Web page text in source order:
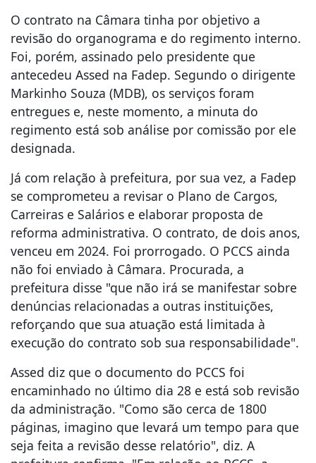
O contrato na Câmara tinha por objetivo a
revisão do organograma e do regimento interno.
Foi, porém, assinado pelo presidente que
antecedeu Assed na Fadep. Segundo o dirigente
Markinho Souza (MDB), os serviços foram
entregues e, neste momento, a minuta do
regimento está sob análise por comissão por ele
designada.
Já com relação à prefeitura, por sua vez, a Fadep
se comprometeu a revisar o Plano de Cargos,
Carreiras e Salários e elaborar proposta de
reforma administrativa. O contrato, de dois anos,
venceu em 2024. Foi prorrogado. O PCCS ainda
não foi enviado à Câmara. Procurada, a
prefeitura disse "que não irá se manifestar sobre
denúncias relacionadas a outras instituições,
reforçando que sua atuação está limitada à
execução do contrato sob sua responsabilidade".
Assed diz que o documento do PCCS foi
encaminhado no último dia 28 e está sob revisão
da administração. "Como são cerca de 1800
páginas, imagino que levará um tempo para que
seja feita a revisão desse relatório", diz. A